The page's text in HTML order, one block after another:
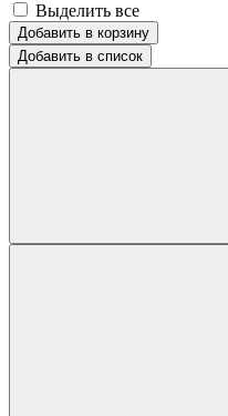
Выделить все
Добавить в корзину
Добавить в список